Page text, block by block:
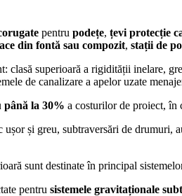
pentru podețe, țevi protecție
din fontă sau compozit, stații de
clasă superioară a rigidității inelare,
de canalizare a apelor uzate
până la 30% a costurilor de proiect, în
și greu, subtraversări de drumuri,
sunt destinate în principal
pentru sistemele gravitaționale